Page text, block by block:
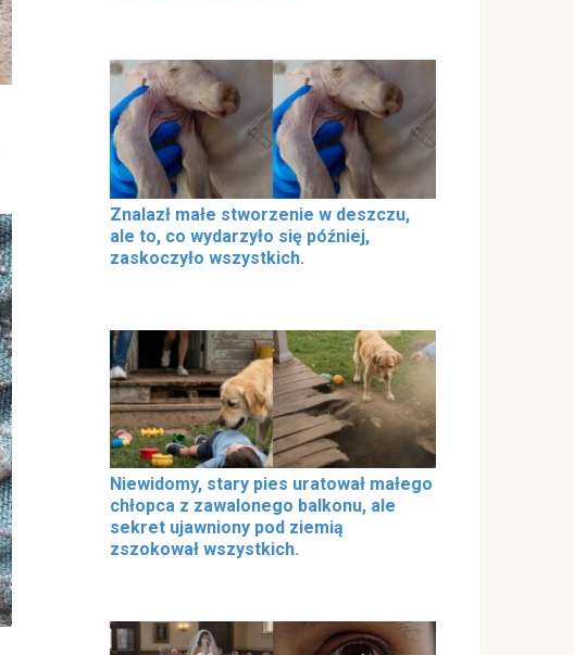
Znalazł małe stworzenie w deszczu,
ale to, co wydarzyło się później,
zaskoczyło wszystkich.
Niewidomy, stary pies uratował małego
chłopca z zawalonego balkonu, ale
sekret ujawniony pod ziemią
zszokował wszystkich.